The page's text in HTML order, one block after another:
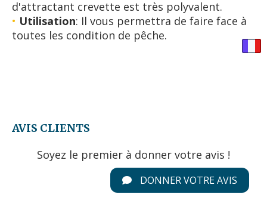
d'attractant crevette est très polyvalent.
• Utilisation: Il vous permettra de faire face à
toutes les condition de pêche.
AVIS CLIENTS
Soyez le premier à donner votre avis !
DONNER VOTRE AVIS